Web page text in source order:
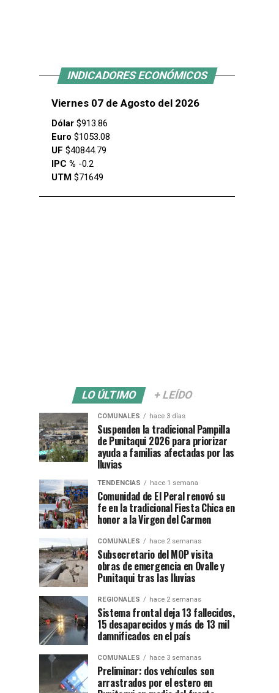
INDICADORES ECONÓMICOS
Viernes 07 de Agosto del 2026
Dólar $913.86
Euro $1053.08
UF $40844.79
IPC % -0.2
UTM $71649
LO ÚLTIMO + LEÍDO
COMUNALES hace 3 días
Suspenden la tradicional Pampilla
de Punitaqui 2026 para priorizar
ayuda a familias afectadas por las
lluvias
TENDENCIAS hace 1 semana
Comunidad de El Peral renovó su
fe en la tradicional Fiesta Chica en
honor a la Virgen del Carmen
COMUNALES hace 2 semanas
Subsecretario del MOP visita
obras de emergencia en Ovalle y
Punitaqui tras las lluvias
REGIONALES hace 2 semanas
Sistema frontal deja 13 fallecidos,
15 desaparecidos y más de 13 mil
damnificados en el país
COMUNALES hace 3 semanas
Preliminar: dos vehículos son
arrastrados por el estero en